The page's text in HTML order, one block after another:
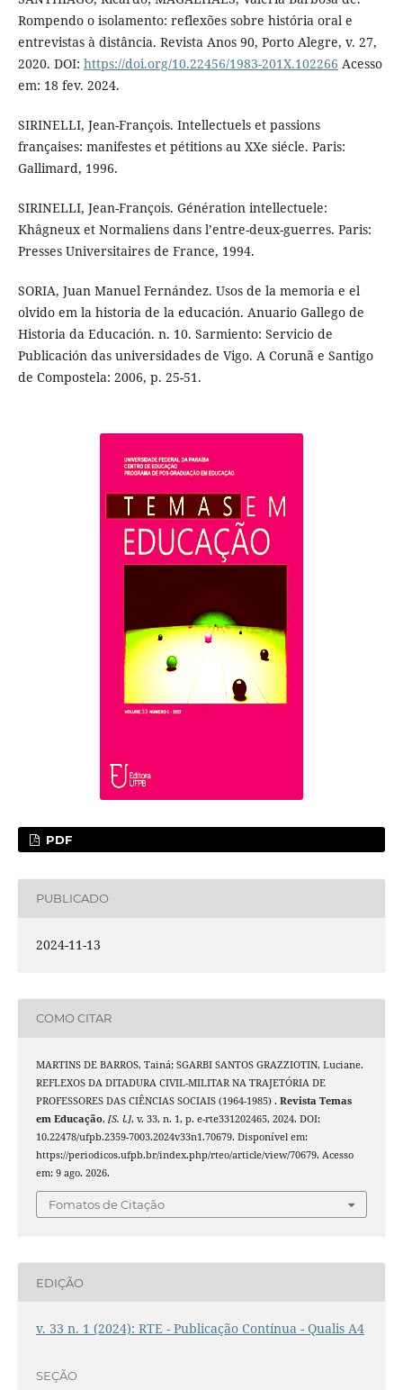
Rompendo o isolamento: reflexões sobre história oral e
entrevistas à distância. Revista Anos 90, Porto Alegre, v. 27,
2020. DOI: https://doi.org/10.22456/1983-201X.102266 Acesso
em: 18 fev. 2024.
SIRINELLI, Jean-François. Intellectuels et passions
françaises: manifestes et pétitions au XXe siécle. Paris:
Gallimard, 1996.
SIRINELLI, Jean-François. Génération intellectuele:
Khâgneux et Normaliens dans l’entre-deux-guerres. Paris:
Presses Universitaires de France, 1994.
SORIA, Juan Manuel Fernández. Usos de la memoria e el
olvido em la historia de la educación. Anuario Gallego de
Historia da Educación. n. 10. Sarmiento: Servicio de
Publicación das universidades de Vigo. A Corunã e Santigo
de Compostela: 2006, p. 25-51.
PDF
PUBLICADO
2024-11-13
COMO CITAR
MARTINS DE BARROS, Tainá; SGARBI SANTOS GRAZZIOTIN, Luciane.
REFLEXOS DA DITADURA CIVIL-MILITAR NA TRAJETÓRIA DE
PROFESSORES DAS CIÊNCIAS SOCIAIS (1964-1985) . Revista Temas
em Educação, [S. l.], v. 33, n. 1, p. e-rte331202465, 2024. DOI:
10.22478/ufpb.2359-7003.2024v33n1.70679. Disponível em:
https://periodicos.ufpb.br/index.php/rteo/article/view/70679. Acesso
em: 9 ago. 2026.
Fomatos de Citação
EDIÇÃO
v. 33 n. 1 (2024): RTE - Publicação Contínua - Qualis A4
SEÇÃO